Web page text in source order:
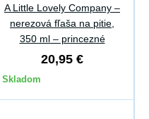
A Little Lovely Company –
nerezová fľaša na pitie,
350 ml – princezné
20,95 €
Skladom